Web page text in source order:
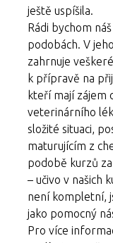
ještě uspíšila.
Rádi bychom
podobách. V
zahrnuje
k přípravě na
kteří mají zájem
veterinárního
složité situaci,
maturujícím z
podobě kurzů
– učivo v našich
není kompletní,
jako pomocný
Pro více